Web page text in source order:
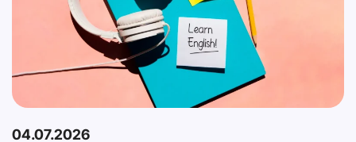
04.07.2026